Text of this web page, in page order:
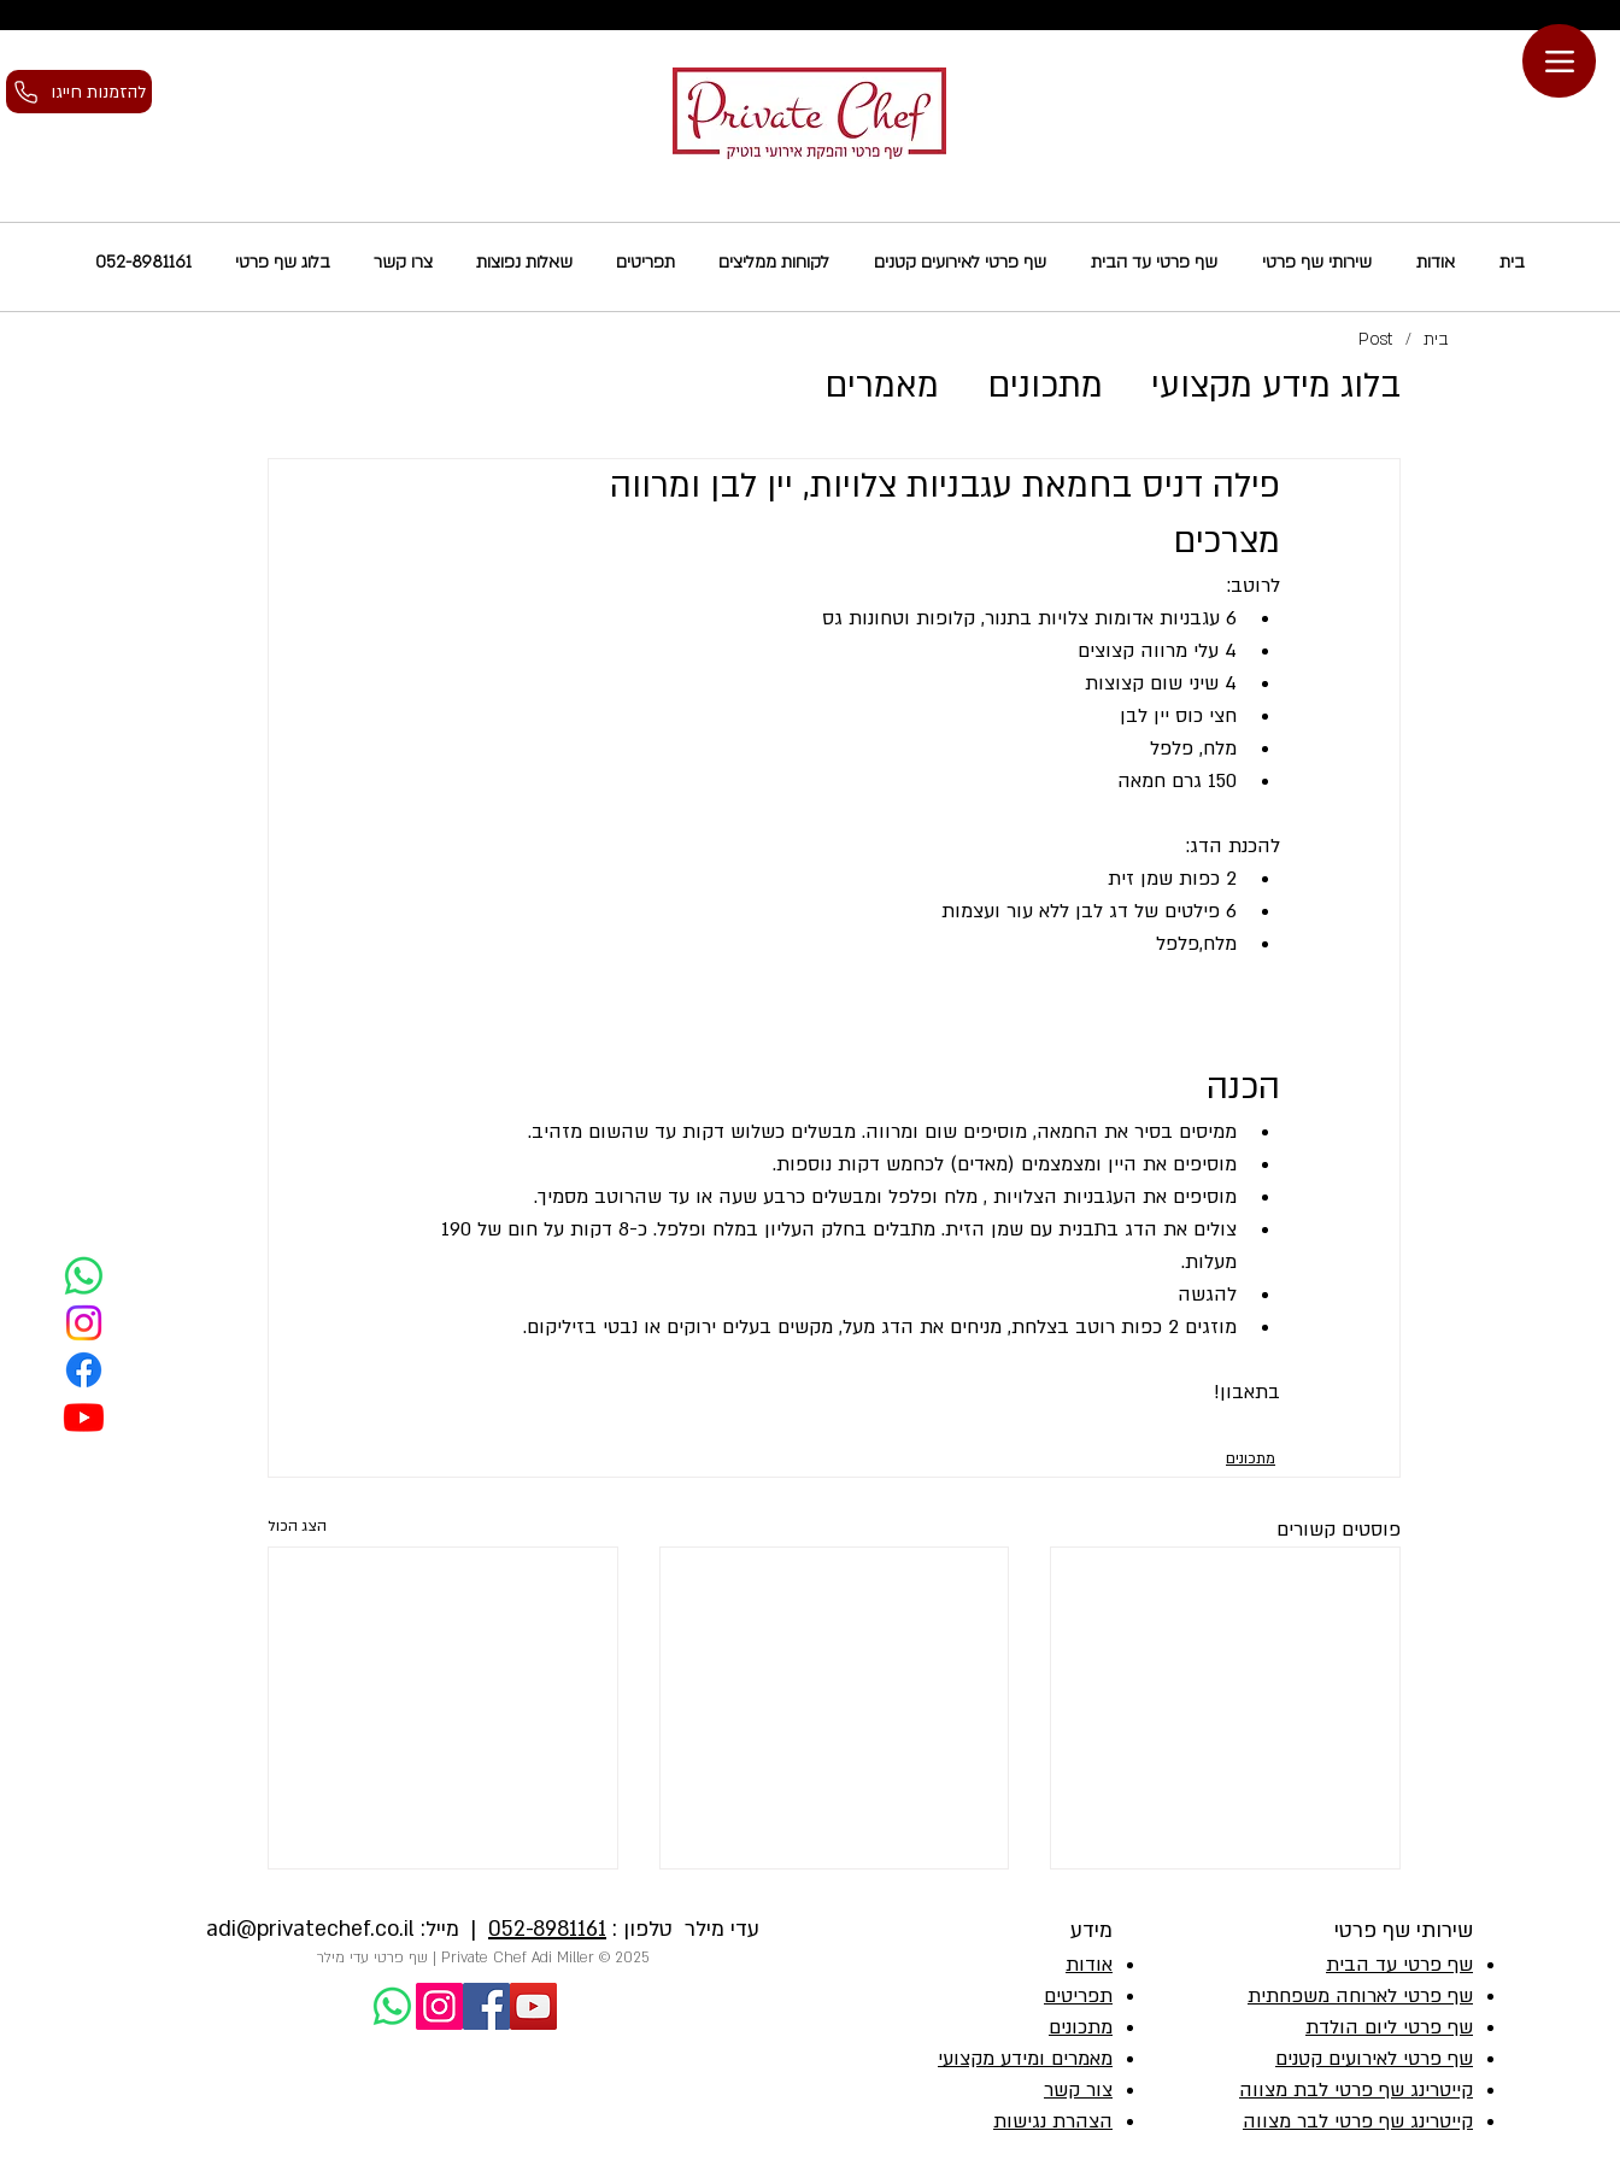
להזמנות חייגו
בית אודות שירותי שף פרטי שף פרטי עד הבית שף פרטי לאירועים קטנים לקוחות ממליצים תפריטים שאלות נפוצות צרו קשר בלוג שף פרטי 052-8981161
בית /
Post
בלוג מידע מקצועי מתכונים מאמרים
פילה דניס בחמאת עגבניות צלויות, יין לבן ומרווה
מצרכים
לרוטב:
6 עגבניות אדומות צלויות בתנור, קלופות וטחונות גס
4 עלי מרווה קצוצים
4 שיני שום קצוצות
חצי כוס יין לבן
מלח, פלפל
150 גרם חמאה
להכנת הדג:
2 כפות שמן זית
6 פילטים של דג לבן ללא עור ועצמות
מלח,פלפל
הכנה
ממיסים בסיר את החמאה, מוסיפים שום ומרווה. מבשלים כשלוש דקות עד שהשום מזהיב.
מוסיפים את היין ומצמצמים (מאדים) לכחמש דקות נוספות.
מוסיפים את העגבניות הצלויות , מלח ופלפל ומבשלים כרבע שעה או עד שהרוטב מסמיך.
מעלות.
להגשה
מוזגים 2 כפות רוטב בצלחת, מניחים את הדג מעל, מקשים בעלים ירוקים או נבטי בזיליקום.
בתאבון!
מתכונים
פוסטים קשורים הצג הכול
סלט קייל וקשיו
סשימי סלמון במרינדה יפנית
עדי מילר טלפון : 052-8981161 | מייל: adi@privatechef.co.il
2025 © Private Chef Adi Miller | שף פרטי עדי מילר
מידע
אודות
תפריטים
מתכונים
מאמרים ומידע מקצועי
צור קשר
הצהרת נגישות
שירותי שף פרטי
שף פרטי עד הבית
שף פרטי לארוחה משפחתית
שף פרטי ליום הולדת
שף פרטי לאירועים קטנים
קייטרינג שף פרטי לבת מצווה
קייטרינג שף פרטי לבר מצווה